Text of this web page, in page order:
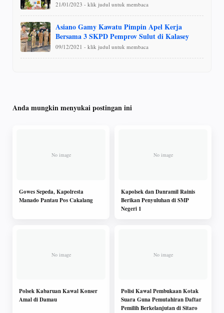
21/01/2023 - klik judul untuk membaca
Asiano Gamy Kawatu Pimpin Apel Kerja
Bersama 3 SKPD Pemprov Sulut di Kalasey
09/12/2021 - klik judul untuk membaca
Anda mungkin menyukai postingan ini
Gowes Sepeda, Kapolresta
Manado Pantau Pos Cakalang
Kapolsek dan Danramil Rainis
Berikan Penyuluhan di SMP
Negeri 1
Polsek Kabaruan Kawal Konser
Amal di Damau
Polisi Kawal Pembukaan Kotak
Suara Guna Pemutahiran Daftar
Pemilih Berkelanjutan di Sitaro